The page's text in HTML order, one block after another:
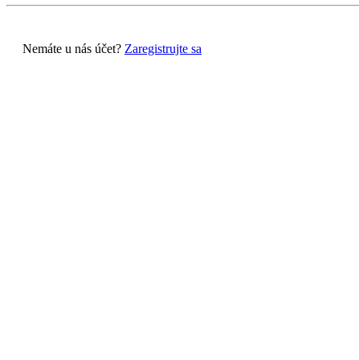
Nemáte u nás účet? Zaregistrujte sa